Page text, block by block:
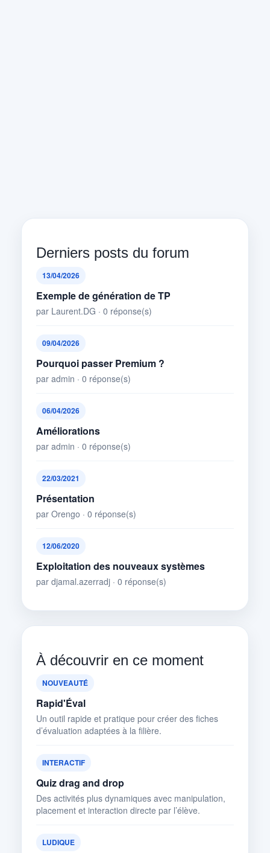
Derniers posts du forum
13/04/2026
Exemple de génération de TP
par Laurent.DG · 0 réponse(s)
09/04/2026
Pourquoi passer Premium ?
par admin · 0 réponse(s)
06/04/2026
Améliorations
par admin · 0 réponse(s)
22/03/2021
Présentation
par Orengo · 0 réponse(s)
12/06/2020
Exploitation des nouveaux systèmes
par djamal.azerradj · 0 réponse(s)
À découvrir en ce moment
NOUVEAUTÉ
Rapid'Éval
Un outil rapide et pratique pour créer des fiches
d’évaluation adaptées à la filière.
INTERACTIF
Quiz drag and drop
Des activités plus dynamiques avec manipulation,
placement et interaction directe par l’élève.
LUDIQUE